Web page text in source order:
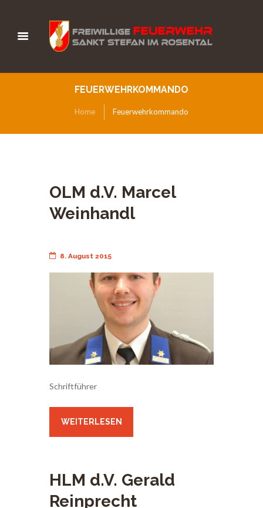
FEUERWEHRKOMMANDO
Home Feuerwehrkommando
OLM d.V. Marcel
Weinhandl
8. August 2015
Schriftführer
WEITERLESEN
HLM d.V. Gerald
Reinprecht